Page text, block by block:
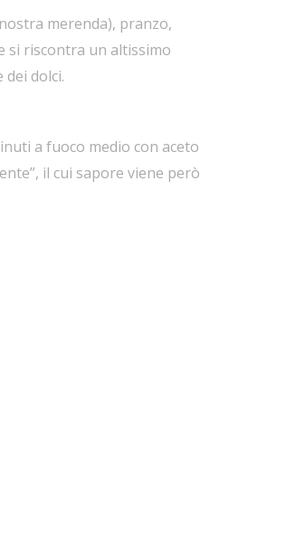
merenda), pranzo,
si riscontra un altissimo
dolci.
a fuoco medio con aceto
il cui sapore viene però